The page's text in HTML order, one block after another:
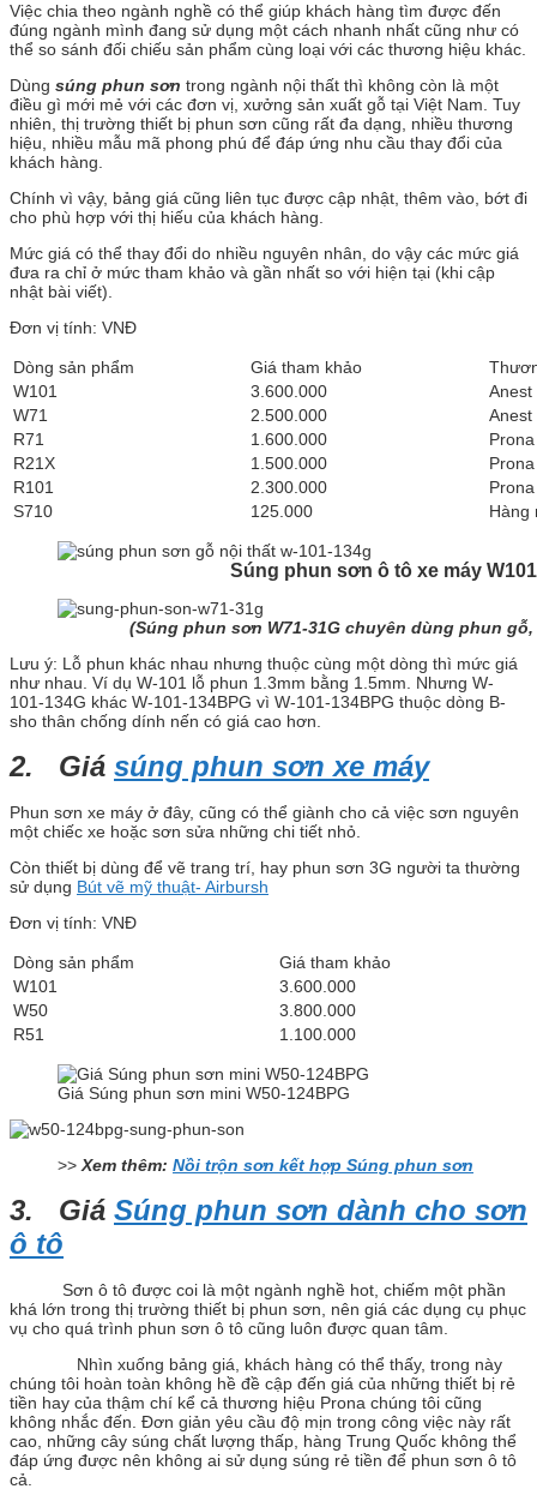
Việc chia theo ngành nghề có thể giúp khách hàng tìm được đến
đúng ngành mình đang sử dụng một cách nhanh nhất cũng như có
thể so sánh đối chiếu sản phẩm cùng loại với các thương hiệu khác.
Dùng súng phun sơn trong ngành nội thất thì không còn là một
điều gì mới mẻ với các đơn vị, xưởng sản xuất gỗ tại Việt Nam. Tuy
nhiên, thị trường thiết bị phun sơn cũng rất đa dạng, nhiều thương
hiệu, nhiều mẫu mã phong phú để đáp ứng nhu cầu thay đổi của
khách hàng.
Chính vì vậy, bảng giá cũng liên tục được cập nhật, thêm vào, bớt đi
cho phù hợp với thị hiếu của khách hàng.
Mức giá có thể thay đổi do nhiều nguyên nhân, do vậy các mức giá
đưa ra chỉ ở mức tham khảo và gần nhất so với hiện tại (khi cập
nhật bài viết).
Đơn vị tính: VNĐ
Dòng sản phẩm Giá tham khảo
W101
3.600.000
Anest
W71
2.500.000
Anest
R71
1.600.000
Prona
R21X
1.500.000
Prona
R101
2.300.000
Prona
S710
125.000 Hàng
Súng phun sơn ô tô xe máy W101-
(Súng phun sơn W71-31G chuyên dùng phun gỗ,
Lưu ý: Lỗ phun khác nhau nhưng thuộc cùng một dòng thì mức giá
như nhau. Ví dụ W-101 lỗ phun 1.3mm bằng 1.5mm. Nhưng W-
101-134G khác W-101-134BPG vì W-101-134BPG thuộc dòng B-
sho thân chống dính nến có giá cao hơn.
2. Giá súng phun sơn xe máy
Phun sơn xe máy ở đây, cũng có thể giành cho cả việc sơn nguyên
một chiếc xe hoặc sơn sửa những chi tiết nhỏ.
Còn thiết bị dùng để vẽ trang trí, hay phun sơn 3G người ta thường
sử dụng Bút vẽ mỹ thuật- Airbursh
Đơn vị tính: VNĐ
Dòng sản phẩm
Giá tham khảo
W101
3.600.000
W50
3.800.000
R51
1.100.000
Giá Súng phun sơn mini W50-124BPG
>> Xem thêm: Nồi trộn sơn kết hợp Súng phun sơn
3. Giá Súng phun sơn dành cho sơn
ô tô
Sơn ô tô được coi là một ngành nghề hot, chiếm một phần
khá lớn trong thị trường thiết bị phun sơn, nên giá các dụng cụ phục
vụ cho quá trình phun sơn ô tô cũng luôn được quan tâm.
Nhìn xuống bảng giá, khách hàng có thể thấy, trong này
chúng tôi hoàn toàn không hề đề cập đến giá của những thiết bị rẻ
tiền hay của thậm chí kể cả thương hiệu Prona chúng tôi cũng
không nhắc đến. Đơn giản yêu cầu độ mịn trong công việc này rất
cao, những cây súng chất lượng thấp, hàng Trung Quốc không thể
đáp ứng được nên không ai sử dụng súng rẻ tiền để phun sơn ô tô
cả.